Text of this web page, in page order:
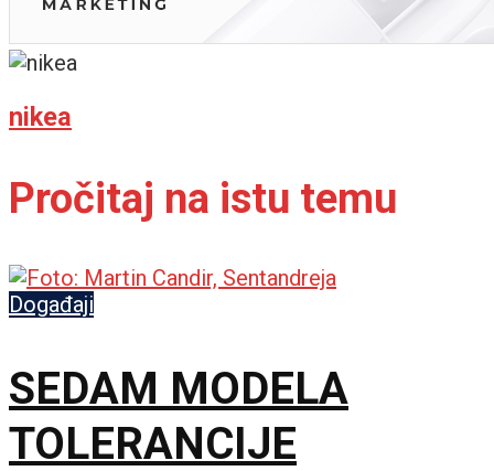
nikea
Pročitaj na istu temu
Događaji
SEDAM MODELA
TOLERANCIJE